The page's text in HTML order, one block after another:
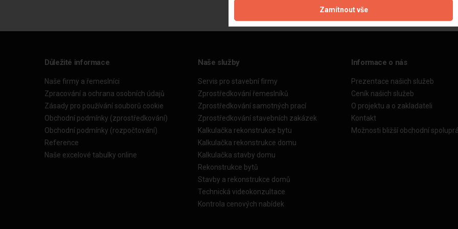
Důležité informace
Naše firmy a řemeslníci
Zpracování a ochrana osobních údajů
Zásady pro používání souborů cookie
Obchodní podmínky (zprostředkování)
Obchodní podmínky (rozpočtování)
Reference
Naše excelové tabulky online
Naše služby
Servis pro stavební firmy
Zprostředkování řemeslníků
Zprostředkování samotných prací
Zprostředkování stavebních zakázek
Kalkulačka rekonstrukce bytu
Kalkulačka rekonstrukce domu
Kalkulačka stavby domu
Rekonstrukce bytů
Stavby a rekonstrukce domů
Technická videokonzultace
Kontrola cenových nabídek
Informace o nás
Prezentace našich služeb
Ceník našich služeb
O projektu a o zakladateli
Kontakt
Možnosti bližší obchodní
Zamítnout vše